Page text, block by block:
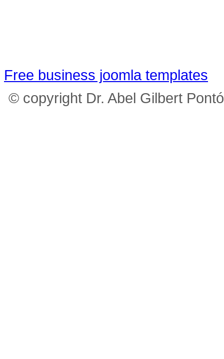
Free business joomla templates
© copyright Dr. Abel Gilbert